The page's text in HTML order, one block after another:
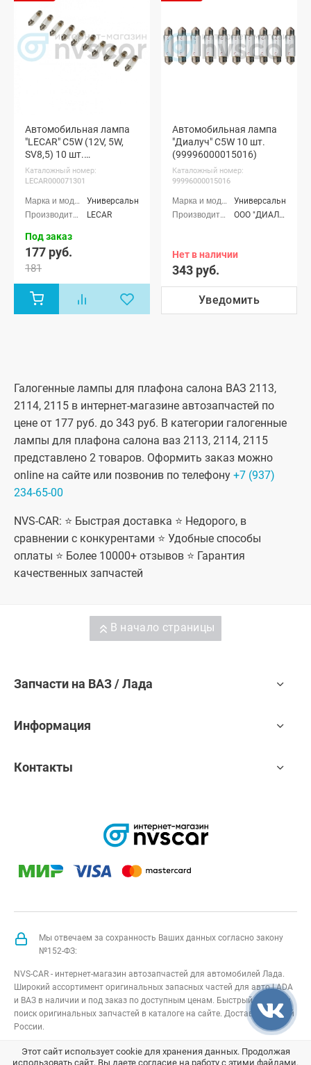
Автомобильная лампа
"LECAR" C5W (12V, 5W,
SV8,5) 10 шт.
(LECAR000071301)
Каталожный номер:
LECAR000071301
Универсальные
LECAR
Под заказ
177 руб.
181
Автомобильная лампа
"Диалуч" C5W 10 шт.
(99996000015016)
Каталожный номер:
99996000015016
Универсальные
ООО "ДИАЛАЙТ ГРУПП" г. Москва
Нет в наличии
343 руб.
Уведомить
Галогенные лампы для плафона салона ВАЗ 2113,
2114, 2115 в интернет-магазине автозапчастей по
цене от 177 руб. до 343 руб. В категории галогенные
лампы для плафона салона ваз 2113, 2114, 2115
представлено 2 товаров. Оформить заказ можно
online на сайте или позвонив по телефону +7 (937)
234-65-00
NVS-CAR: ⭐ Быстрая доставка ⭐ Недорого, в
сравнении с конкурентами ⭐ Удобные способы
оплаты ⭐ Более 10000+ отзывов ⭐ Гарантия
качественных запчастей
В начало страницы
Запчасти на ВАЗ / Лада
Информация
Контакты
Мы отвечаем за сохранность Ваших данных согласно закону
№152-ФЗ:
NVS-CAR - интернет-магазин автозапчастей для автомобилей Лада.
Широкий ассортимент оригинальных запасных частей для авто LADA
и ВАЗ в наличии и под заказ по доступным ценам. Быстрый подбор и
поиск оригинальных запчастей в каталоге на сайте. Доставка по всей
России.
NVS-CAR© 2014 –2026Все права защищеныкарта сайта;
Этот сайт использует cookie для хранения данных. Продолжая
использовать сайт, Вы даете согласие на работу с этими файлами.